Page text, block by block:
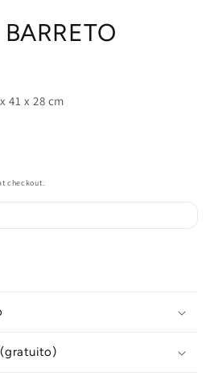
41 x 28 cm
checkout.